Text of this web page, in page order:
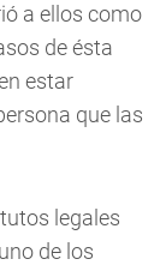
a ellos como
de ésta
estar
que las
legales
de los